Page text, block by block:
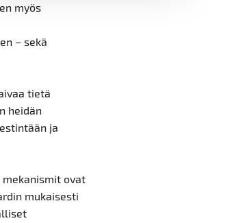
myös
– sekä
tietä
heidän
ja
ovat
mukaisesti